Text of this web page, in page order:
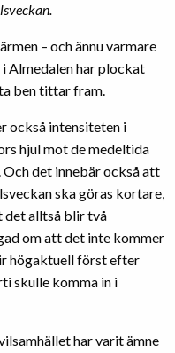
– och ännu varmare
Almedalen har plockat
ben tittar fram.
också intensiteten i
hjul mot de medeltida
det innebär också att
ska göras kortare,
det alltså blir två
om att det inte kommer
högaktuell först efter
skulle komma in i
har varit ämne